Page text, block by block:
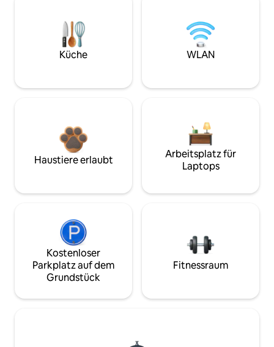
Küche WLAN
Haustiere erlaubt
Arbeitsplatz für
Laptops
Kostenloser
Parkplatz auf dem
Grundstück
Fitnessraum